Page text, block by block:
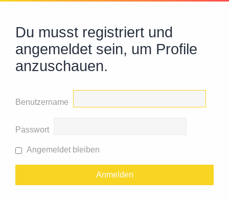
Du musst registriert und
angemeldet sein, um Profile
anzuschauen.
Benutzername
Passwort
Angemeldet bleiben